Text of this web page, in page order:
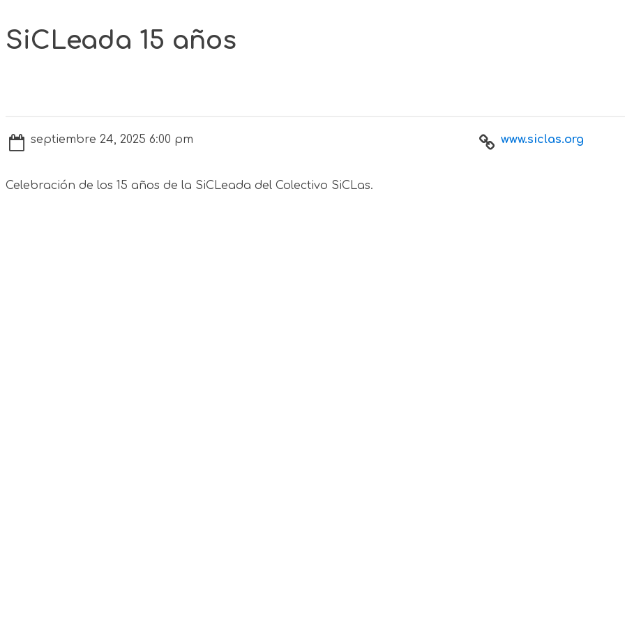
SiCLeada 15 años
septiembre 24, 2025 6:00 pm www.siclas.org
Celebración de los 15 años de la SiCLeada del Colectivo SiCLas.